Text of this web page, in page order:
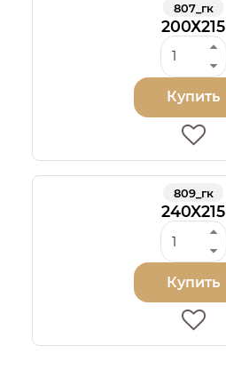
807_гк
200Х215
Купить
809_гк
240X215
Купить